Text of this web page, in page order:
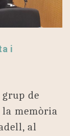
i
de
la memòria
al